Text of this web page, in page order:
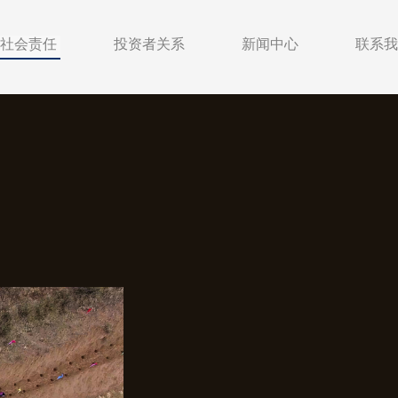
社会责任 投资者关系 新闻中心 联系